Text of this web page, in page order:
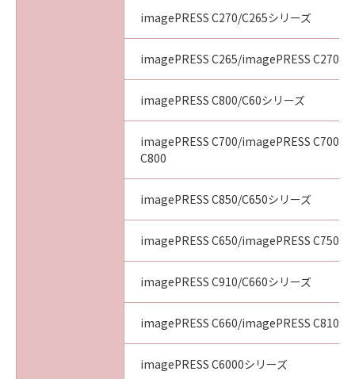
imagePRESS C270/C265シリーズ
imagePRESS C265/imagePRESS C270
imagePRESS C800/C60シリーズ
imagePRESS C700/imagePRESS C700L/
C800
imagePRESS C850/C650シリーズ
imagePRESS C650/imagePRESS C750/
imagePRESS C910/C660シリーズ
imagePRESS C660/imagePRESS C810/
imagePRESS C6000シリーズ